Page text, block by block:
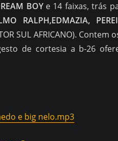
BOYe 14 faixas, trás
RALPH,EDMAZIA,
SUL AFRICANO). Contem
de cortesia a b-26
e big nelo.mp3